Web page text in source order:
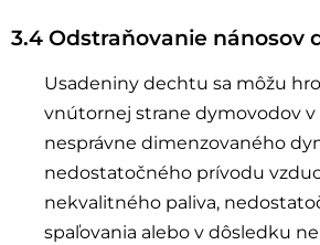
3.4 Odstraňovanie nánosov
Usadeniny dechtu sa môžu
vnútornej strane dymovodov
nesprávne dimenzovaného
nedostatočného prívodu
nekvalitného paliva,
spaľovania alebo v dôsledku